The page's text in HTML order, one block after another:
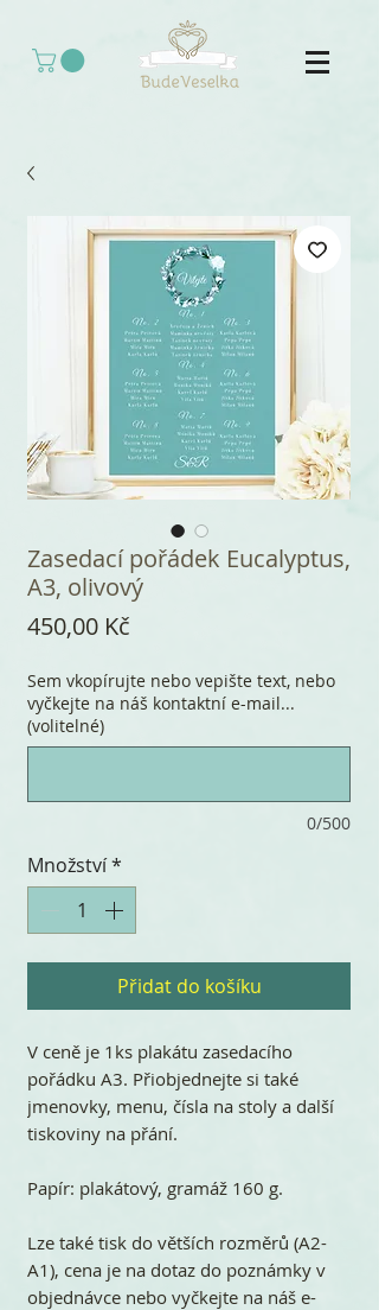
Zasedací pořádek Eucalyptus,
A3, olivový
450,00 Kč
Sem vkopírujte nebo vepište text, nebo
vyčkejte na náš kontaktní e-mail...
(volitelné)
0/500
Množství*
Přidat do košíku
V ceně je 1ks plakátu zasedacího
pořádku A3. Přiobjednejte si také
jmenovky, menu, čísla na stoly a další
tiskoviny na přání.
Papír: plakátový, gramáž 160 g.
Lze také tisk do větších rozměrů (A2-
A1), cena je na dotaz do poznámky v
objednávce nebo vyčkejte na náš e-